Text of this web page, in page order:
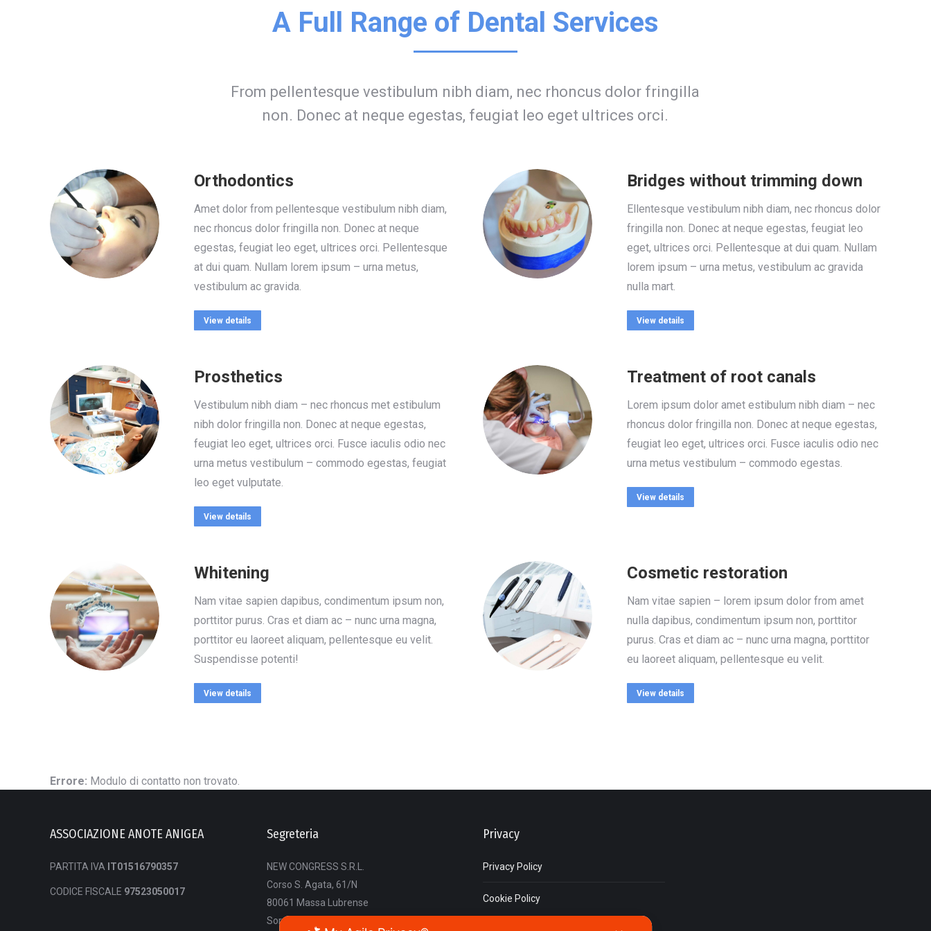
A Full Range of Dental Services
From pellentesque vestibulum nibh diam, nec rhoncus dolor fringilla
non. Donec at neque egestas, feugiat leo eget ultrices orci.
Orthodontics
Amet dolor from pellentesque vestibulum nibh diam,
nec rhoncus dolor fringilla non. Donec at neque
egestas, feugiat leo eget, ultrices orci. Pellentesque
at dui quam. Nullam lorem ipsum – urna metus,
vestibulum ac gravida.
View details
Bridges without trimming down
Ellentesque vestibulum nibh diam, nec rhoncus dolor
fringilla non. Donec at neque egestas, feugiat leo
eget, ultrices orci. Pellentesque at dui quam. Nullam
lorem ipsum – urna metus, vestibulum ac gravida
nulla mart.
View details
Prosthetics
Vestibulum nibh diam – nec rhoncus met estibulum
nibh dolor fringilla non. Donec at neque egestas,
feugiat leo eget, ultrices orci. Fusce iaculis odio nec
urna metus vestibulum – commodo egestas, feugiat
leo eget vulputate.
View details
Treatment of root canals
Lorem ipsum dolor amet estibulum nibh diam – nec
rhoncus dolor fringilla non. Donec at neque egestas,
feugiat leo eget, ultrices orci. Fusce iaculis odio nec
urna metus vestibulum – commodo egestas.
View details
Whitening
Nam vitae sapien dapibus, condimentum ipsum non,
porttitor purus. Cras et diam ac – nunc urna magna,
porttitor eu laoreet aliquam, pellentesque eu velit.
Suspendisse potenti!
View details
Cosmetic restoration
Nam vitae sapien – lorem ipsum dolor from amet
nulla dapibus, condimentum ipsum non, porttitor
purus. Cras et diam ac – nunc urna magna, porttitor
eu laoreet aliquam, pellentesque eu velit.
View details
Errore: Modulo di contatto non trovato.
ASSOCIAZIONE ANOTE ANIGEA
PARTITA IVA IT01516790357
CODICE FISCALE 97523050017
Segreteria
NEW CONGRESS S.R.L.
Corso S. Agata, 61/N
80061 Massa Lubrense
Sorrento (NA)
Privacy
Privacy Policy
Cookie Policy